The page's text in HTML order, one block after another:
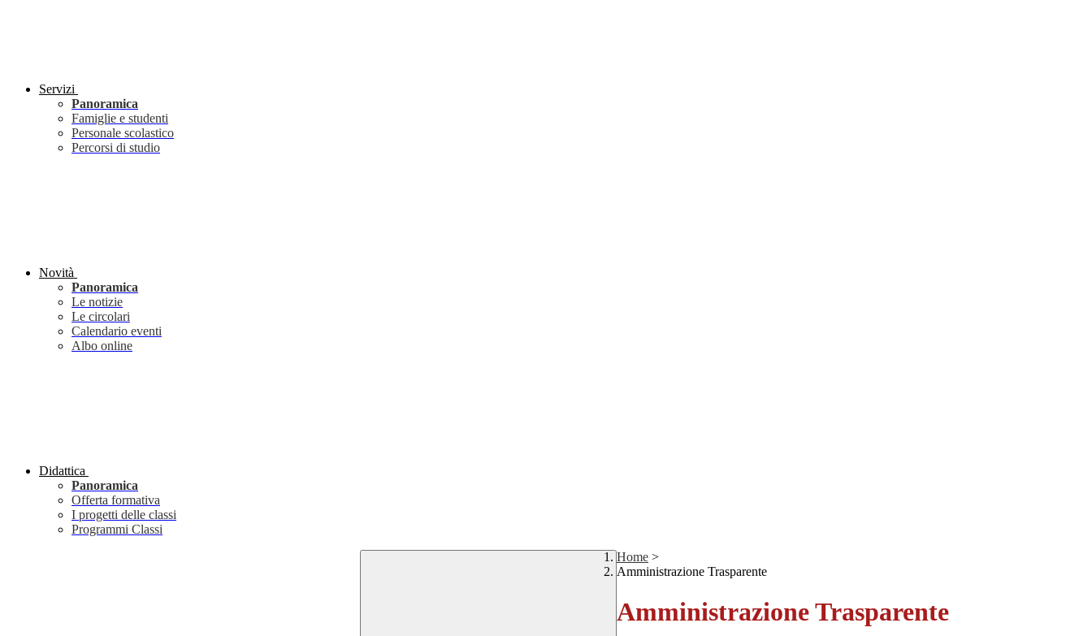
Servizi
Panoramica
Famiglie e studenti
Personale scolastico
Percorsi di studio
Novità
Panoramica
Le notizie
Le circolari
Calendario eventi
Albo online
Didattica
Panoramica
Offerta formativa
I progetti delle classi
Programmi Classi
Home >
Amministrazione Trasparente
Amministrazione Trasparente